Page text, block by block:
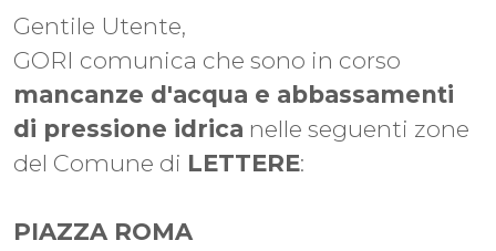
Gentile Utente,
GORI comunica che sono in corso
mancanze d'acqua e abbassamenti
di pressione idrica nelle seguenti zone
del Comune di LETTERE:
PIAZZA ROMA